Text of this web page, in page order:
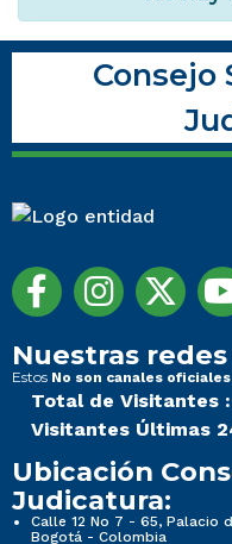
Consejo
Nuestras
Estos No son canales oficiales
Total de Visitantes :
Visitantes Últimas
Ubicación
Judicatura:
Calle 12 No 7 - 65, Palacio
Bogotá - Colombia